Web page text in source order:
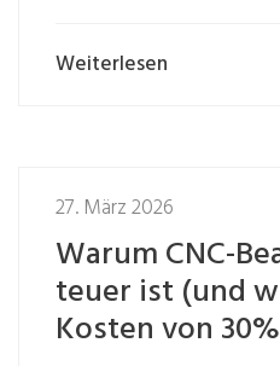
Weiterlesen
27. März 2026
Warum CNC-
teuer ist (und
Kosten von